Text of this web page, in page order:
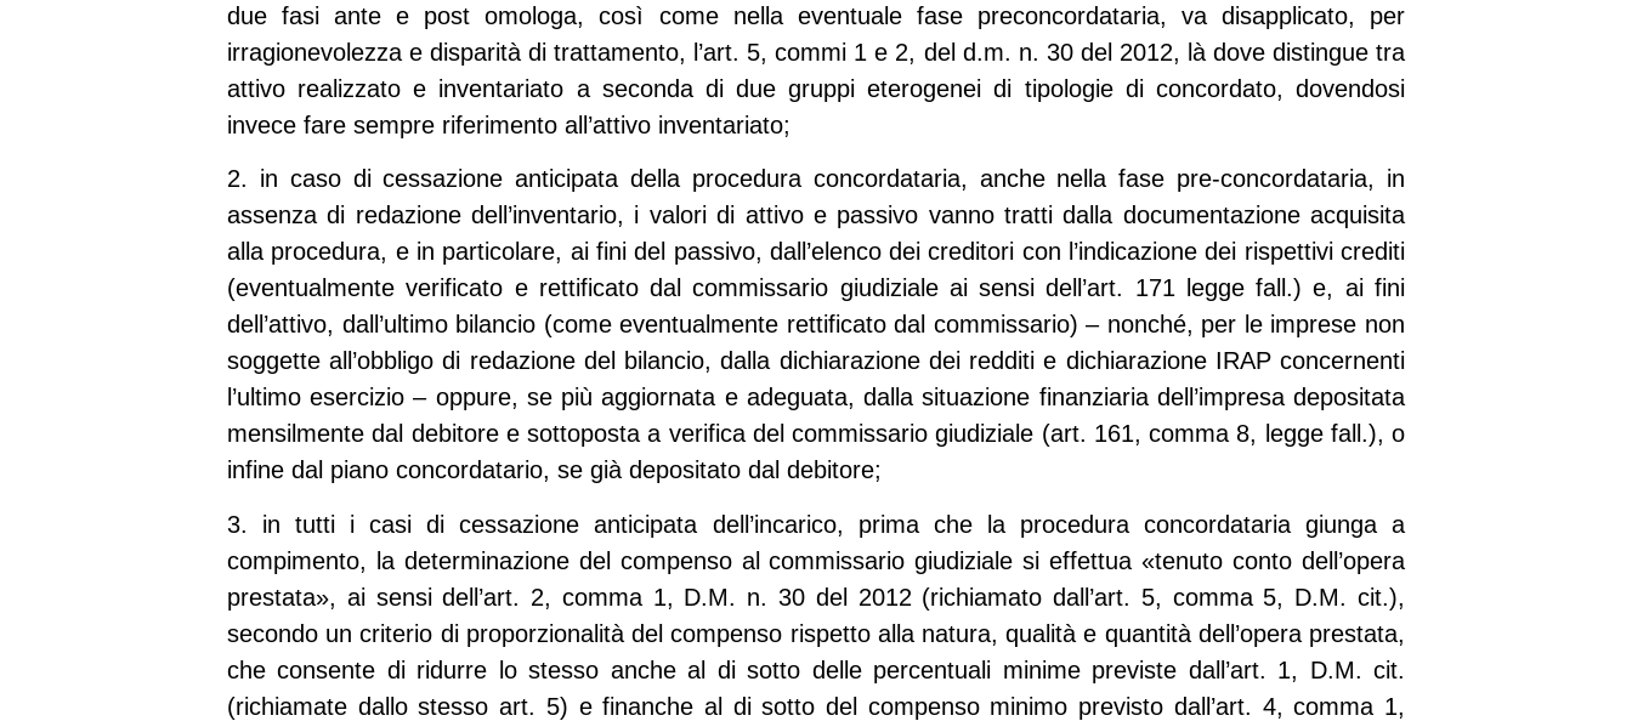
due fasi ante e post omologa, così come nella eventuale fase preconcordataria, va disapplicato, per
irragionevolezza e disparità di trattamento, l’art. 5, commi 1 e 2, del d.m. n. 30 del 2012, là dove distingue tra
attivo realizzato e inventariato a seconda di due gruppi eterogenei di tipologie di concordato, dovendosi
invece fare sempre riferimento all’attivo inventariato;
2. in caso di cessazione anticipata della procedura concordataria, anche nella fase pre-concordataria, in
assenza di redazione dell’inventario, i valori di attivo e passivo vanno tratti dalla documentazione acquisita
alla procedura, e in particolare, ai fini del passivo, dall’elenco dei creditori con l’indicazione dei rispettivi crediti
(eventualmente verificato e rettificato dal commissario giudiziale ai sensi dell’art. 171 legge fall.) e, ai fini
dell’attivo, dall’ultimo bilancio (come eventualmente rettificato dal commissario) – nonché, per le imprese non
soggette all’obbligo di redazione del bilancio, dalla dichiarazione dei redditi e dichiarazione IRAP concernenti
l’ultimo esercizio – oppure, se più aggiornata e adeguata, dalla situazione finanziaria dell’impresa depositata
mensilmente dal debitore e sottoposta a verifica del commissario giudiziale (art. 161, comma 8, legge fall.), o
infine dal piano concordatario, se già depositato dal debitore;
3. in tutti i casi di cessazione anticipata dell’incarico, prima che la procedura concordataria giunga a
compimento, la determinazione del compenso al commissario giudiziale si effettua «tenuto conto dell’opera
prestata», ai sensi dell’art. 2, comma 1, D.M. n. 30 del 2012 (richiamato dall’art. 5, comma 5, D.M. cit.),
secondo un criterio di proporzionalità del compenso rispetto alla natura, qualità e quantità dell’opera prestata,
che consente di ridurre lo stesso anche al di sotto delle percentuali minime previste dall’art. 1, D.M. cit.
(richiamate dallo stesso art. 5) e finanche al di sotto del compenso minimo previsto dall’art. 4, comma 1,